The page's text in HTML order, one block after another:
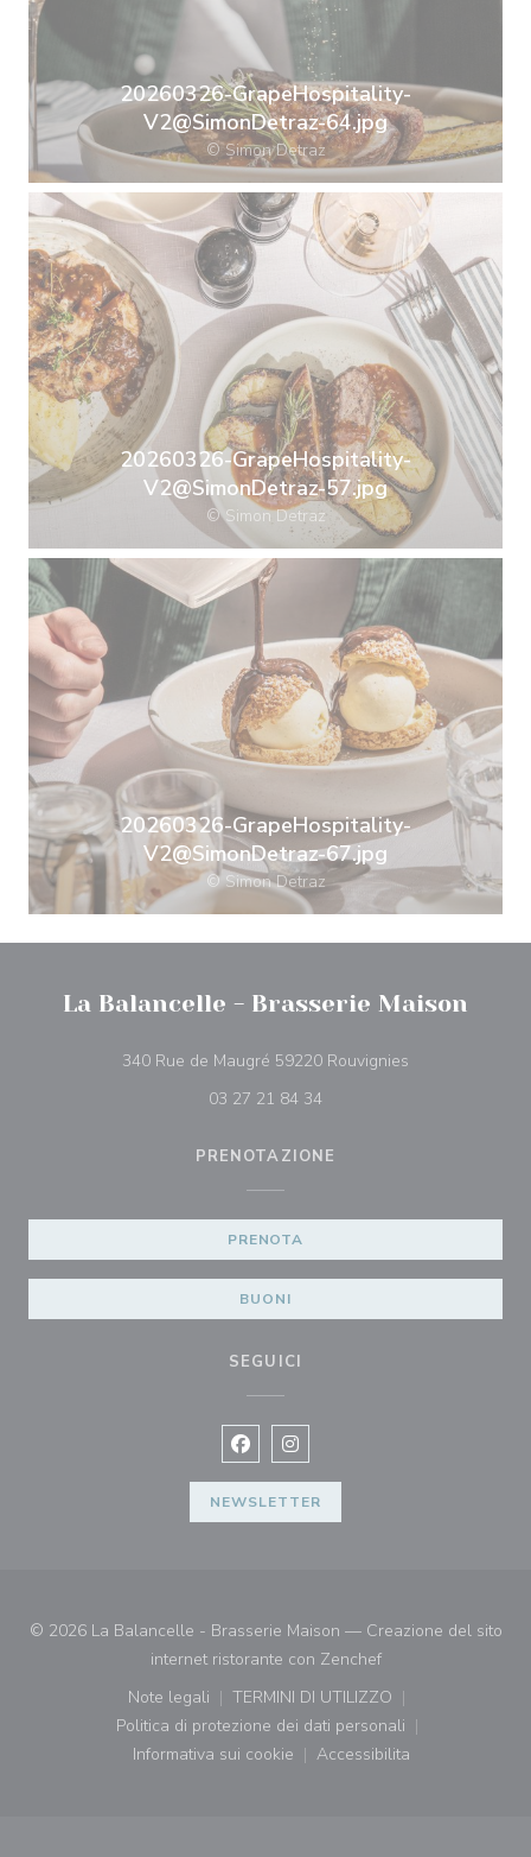
20260326-GrapeHospitality-
V2@SimonDetraz-64.jpg
© Simon Detraz
20260326-GrapeHospitality-
V2@SimonDetraz-57.jpg
© Simon Detraz
20260326-GrapeHospitality-
V2@SimonDetraz-67.jpg
© Simon Detraz
La Balancelle - Brasserie Maison
340 Rue de Maugré 59220 Rouvignies
03 27 21 84 34
PRENOTAZIONE
PRENOTA
BUONI
SEGUICI
Facebook ((apre una nuova
Instagram ((apre una nuova
NEWSLETTER
© 2026 La Balancelle - Brasserie Maison — Creazione del sito
internet ristorante con Zenchef((apre una nuova
Note legali
((apre una nuova finestra))
TERMINI DI UTILIZZO
((apre una nuova finestra))
Politica di protezione dei dati personali
((apre una nuova finestra))
Informativa sui cookie
((apre una nuova finestra))
Accessibilita
((apre una nuova